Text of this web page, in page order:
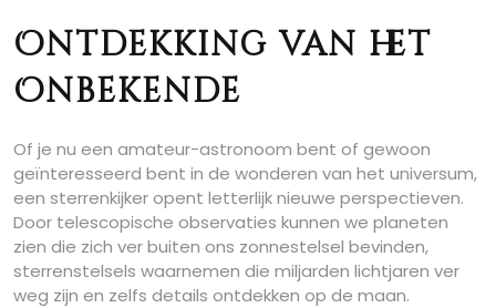
Ontdekking van het
Onbekende
Of je nu een amateur-astronoom bent of gewoon
geïnteresseerd bent in de wonderen van het universum,
een sterrenkijker opent letterlijk nieuwe perspectieven.
Door telescopische observaties kunnen we planeten
zien die zich ver buiten ons zonnestelsel bevinden,
sterrenstelsels waarnemen die miljarden lichtjaren ver
weg zijn en zelfs details ontdekken op de maan.